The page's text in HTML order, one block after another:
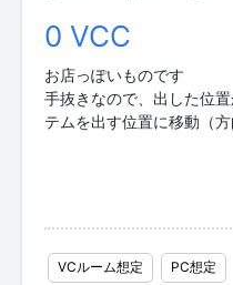
0 VCC
お店っぽいものです
手抜きなので、出した位
テムを出す位置に移動（
VCルーム想定 PC想定